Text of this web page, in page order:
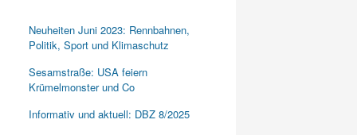
Neuheiten Juni 2023: Rennbahnen,
Politik, Sport und Klimaschutz
Sesamstraße: USA feiern
Krümelmonster und Co
Informativ und aktuell: DBZ 8/2025